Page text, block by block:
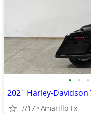
• • •
2021 Harley-
7/17 Amarillo Tx